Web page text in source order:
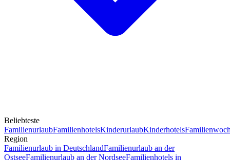
Beliebteste
FamilienurlaubFamilienhotelsKinderurlaubKinderhotels
Region
Familienurlaub in DeutschlandFamilienurlaub an der
OstseeFamilienurlaub an der NordseeFamilienhotels in